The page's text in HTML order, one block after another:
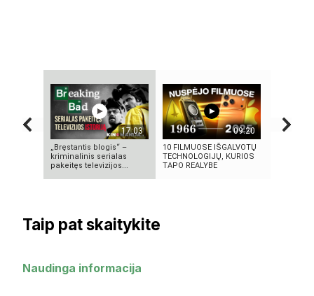
17:03
„Bręstantis blogis“ –
kriminalinis serialas
pakeitęs televizijos...
09:20
10 FILMUOSE IŠGALVOTŲ
TECHNOLOGIJŲ, KURIOS
TAPO REALYBE
Taip pat skaitykite
Naudinga informacija